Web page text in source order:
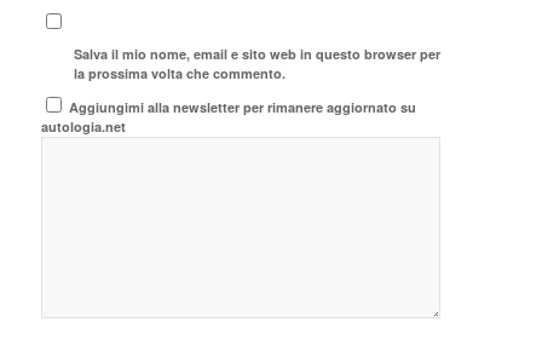
Salva il mio nome, email e sito web in questo browser per
la prossima volta che commento.
Aggiungimi alla newsletter per rimanere aggiornato su
autologia.net